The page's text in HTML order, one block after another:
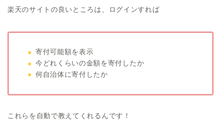
楽天のサイトの良いところは、ログインすれば
寄付可能額を表示
今どれくらいの金額を寄付したか
何自治体に寄付したか
これらを自動で教えてくれるんです！